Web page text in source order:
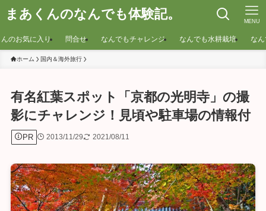
まあくんのなんでも体験記。 MENU
のお気に入り 問合せ なんでもチャレンジ なんでも水耕栽培 な
ホーム 国内＆海外旅行
有名紅葉スポット「京都の光明寺」の撮
影にチャレンジ！見頃や駐車場の情報付
PR 2013/11/29 2021/08/11